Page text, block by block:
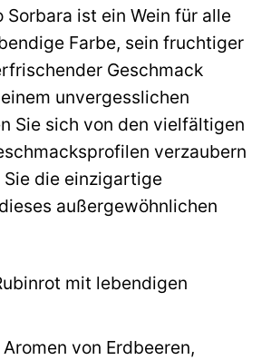
Sorbara ist ein Wein für alle
Farbe, sein fruchtiger
Geschmack
unvergesslichen
Sie sich von den vielfältigen
verzaubern
die einzigartige
außergewöhnlichen
mit lebendigen
von Erdbeeren,